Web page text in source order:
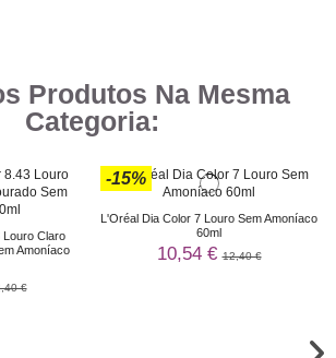
Produtos Na Mesma
Categoria:
Louro Claro
Amoníaco
€
-15%
L'Oréal Dia Color 7 Louro Sem Amoníaco
60ml
10,54 €12,40 €